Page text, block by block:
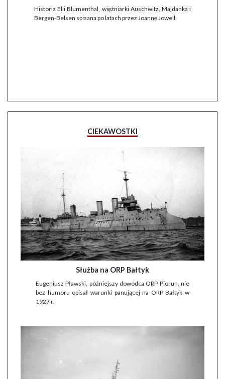
Historia Elli Blumenthal, więźniarki Auschwitz, Majdanka i
Bergen-Belsen spisana po latach przez Joannę Jowell.
CIEKAWOSTKI
Służba na ORP Bałtyk
Eugeniusz Pławski, późniejszy dowódca ORP Piorun, nie
bez humoru opisał warunki panującej na ORP Bałtyk w
1927 r.